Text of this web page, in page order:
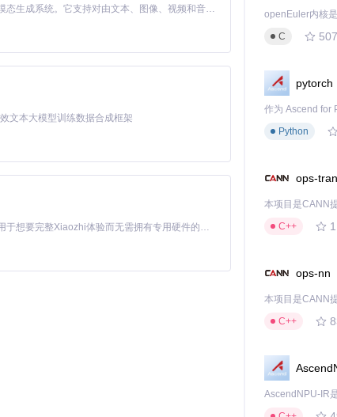
下载源代码
MiniMax H3 是一个通用的全模态生成系统。它支持对由文本、图像、视频和音频组成的多模态上下文进行统一理解，并能生成分辨率高达 2K、时长可达 15 秒的带原生立体声音频的视频。得益于面向任务泛化的系统设计，H3 在预训练阶段就已具备广泛的多模态上下文理解与生成能力，能够出色地执行复杂的多模态指令。
文本大模型训练数据合成框架
基于Python的Xiaozhi AI，适用于想要完整Xiaozhi体验而无需拥有专用硬件的用户。
C
507
pytorch
Python
ops-
C++
ops-nn
C++